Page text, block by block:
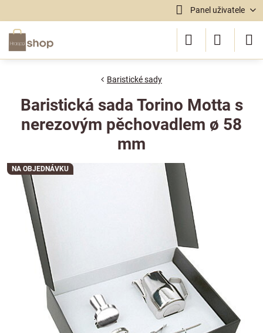
Panel uživatele
NA OBJEDNÁVKU
Baristické sady
Baristická sada Torino Motta s
nerezovým pěchovadlem ø 58
mm